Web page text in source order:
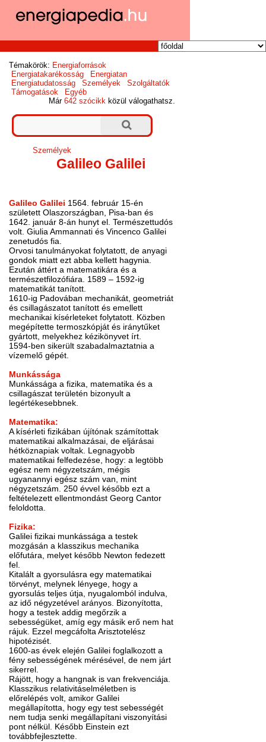
Témakörök: Energiaforrások
Energiatakarékosság
Energiatan
Energiatudatosság
Személyek
Szolgáltatók
Támogatások
Egyéb
Már642 szócikk közül válogathatsz.
Személyek
Galileo Galilei
Galileo Galilei 1564. február 15-én
született Olaszországban, Pisa-ban és
1642. január 8-án hunyt el. Természettudós
volt. Giulia Ammannati és Vincenco Galilei
zenetudós fia.
Orvosi tanulmányokat folytatott, de anyagi
gondok miatt ezt abba kellett hagynia.
Ezután áttért a matematikára és a
természetfilozófiára. 1589 – 1592-ig
matematikát tanított.
1610-ig Padovában mechanikát, geometriát
és csillagászatot tanított és emellett
mechanikai kísérleteket folytatott. Közben
megépítette termoszkópját és iránytűket
gyártott, melyekhez kézikönyvet írt.
1594-ben sikerült szabadalmaztatnia a
vízemelő gépét.
Munkássága
Munkássága a fizika, matematika és a
csillagászat területén bizonyult a
legértékesebbnek.
Matematika:
A kísérleti fizikában újítónak számítottak
matematikai alkalmazásai, de eljárásai
hétköznapiak voltak. Legnagyobb
matematikai felfedezése, hogy: a legtöbb
egész nem négyzetszám, mégis
ugyanannyi egész szám van, mint
négyzetszám. 250 évvel később ezt a
feltételezett ellentmondást Georg Cantor
feloldotta.
Fizika:
Galilei fizikai munkássága a testek
mozgásán a klasszikus mechanika
előfutára, melyet később Newton fedezett
fel.
Kitalált a gyorsulásra egy matematikai
törvényt, melynek lényege, hogy a
gyorsulás teljes útja, nyugalomból indulva,
az idő négyzetével arányos. Bizonyította,
hogy a testek addig megőrzik a
sebességüket, amíg egy másik erő nem hat
rájuk. Ezzel megcáfolta Arisztotelész
hipotézisét.
1600-as évek elején Galilei foglalkozott a
fény sebességének mérésével, de nem járt
sikerrel.
Rájött, hogy a hangnak is van frekvenciája.
Klasszikus relativitáselméletben is
előrelépés volt, amikor Galilei
megállapította, hogy egy test sebességét
nem tudja senki megállapítani viszonyítási
pont nélkül. Később Einstein ezt
továbbfejlesztette.